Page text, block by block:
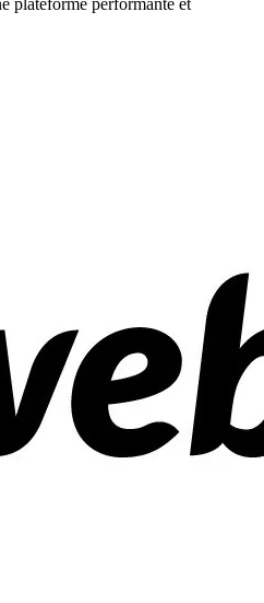
plateforme performante et